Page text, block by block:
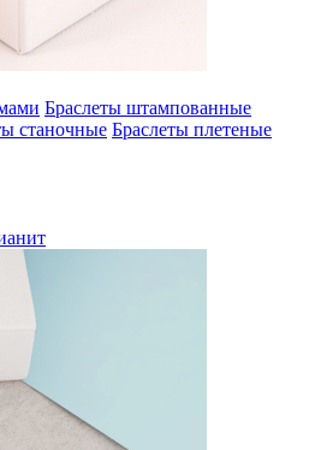
Браслеты штампованные
станочные Браслеты плетеные